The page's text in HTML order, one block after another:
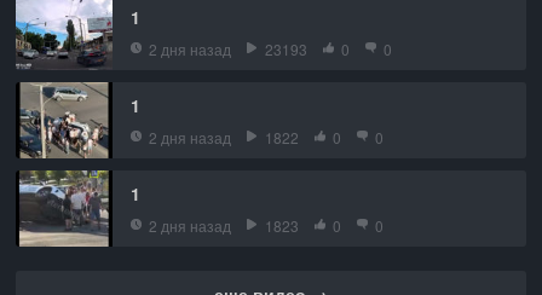
1
2 дня назад 23193 0 0
1
2 дня назад 1822 0 0
1
2 дня назад 1823 0 0